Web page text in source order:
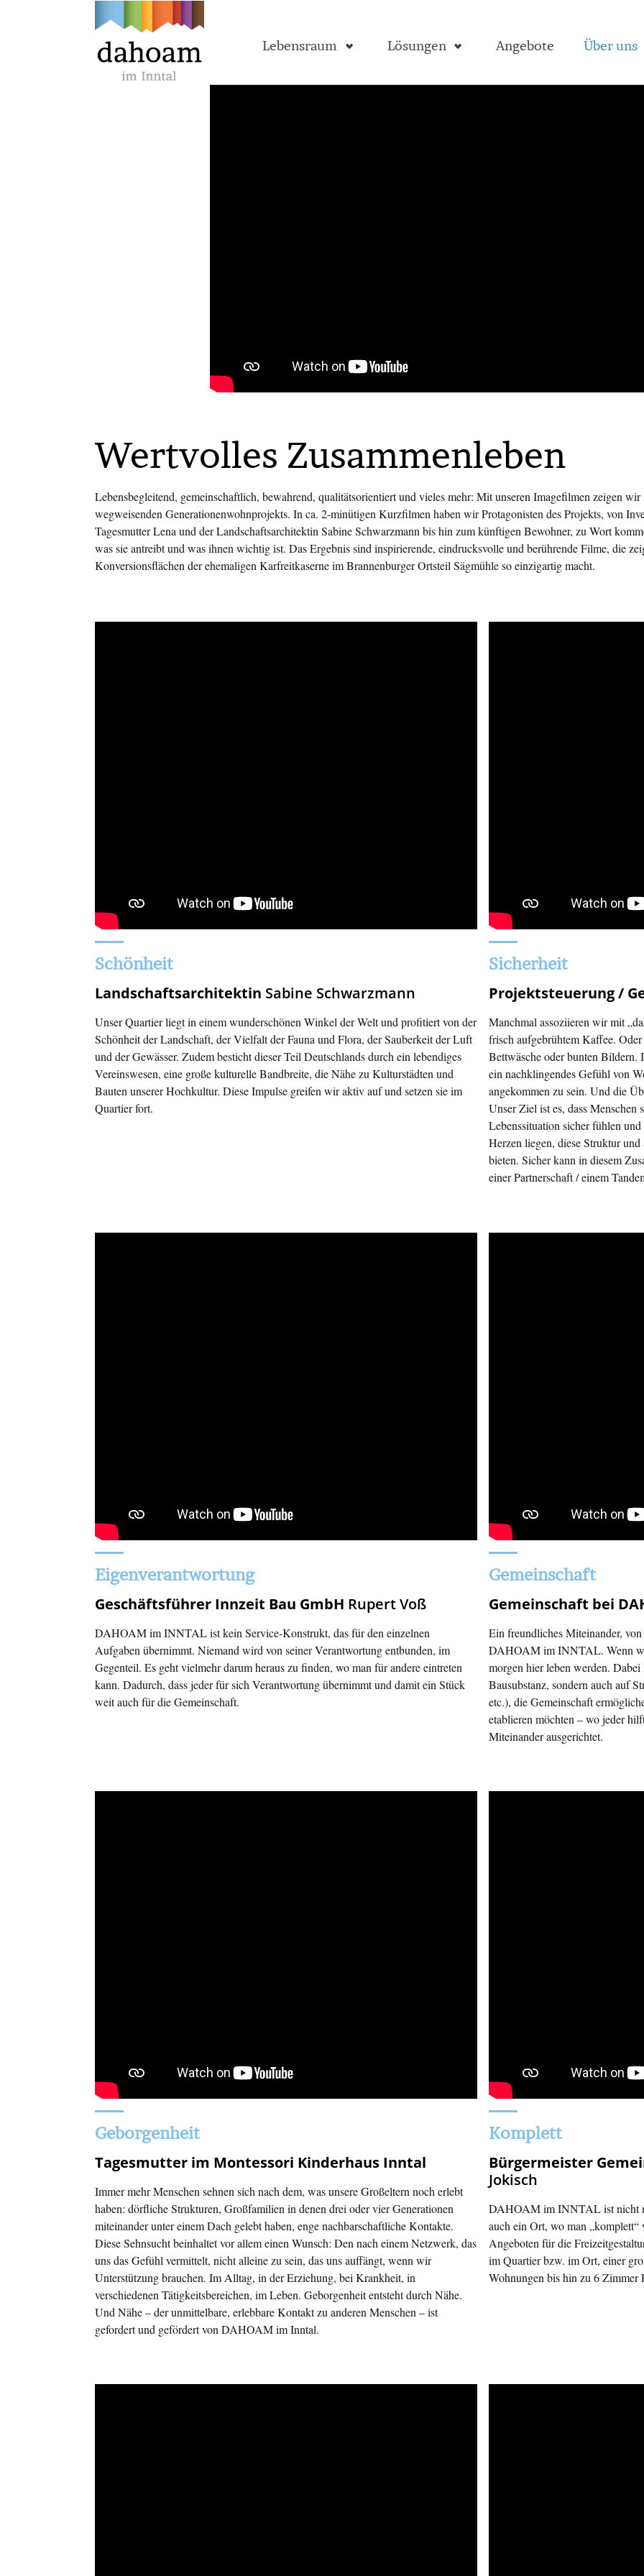
Lebensraum Lösungen Angebote Über uns
Wertvolles Zusammenleben
Lebensbegleitend, gemeinschaftlich, bewahrend, qualitätsorientiert und vieles mehr: Mit unseren Imagefilmen zeigen
wegweisenden Generationenwohnprojekts. In ca. 2-minütigen Kurzfilmen haben wir Protagonisten des Projekts, von
Tagesmutter Lena und der Landschaftsarchitektin Sabine Schwarzmann bis hin zum künftigen Bewohner, zu Wort
was sie antreibt und was ihnen wichtig ist. Das Ergebnis sind inspirierende, eindrucksvolle und berührende Filme, die
Konversionsflächen der ehemaligen Karfreitkaserne im Brannenburger Ortsteil Sägmühle so einzigartig macht.
Schönheit
Landschaftsarchitektin Sabine Schwarzmann
Unser Quartier liegt in einem wunderschönen Winkel der Welt und profitiert von der
Schönheit der Landschaft, der Vielfalt der Fauna und Flora, der Sauberkeit der Luft
und der Gewässer. Zudem besticht dieser Teil Deutschlands durch ein lebendiges
Vereinswesen, eine große kulturelle Bandbreite, die Nähe zu Kulturstädten und
Bauten unserer Hochkultur. Diese Impulse greifen wir aktiv auf und setzen sie im
Quartier fort.
Sicherheit
Projektsteuerung /
Manchmal assoziieren wir mit
frisch aufgebrühtem Kaffee.
Bettwäsche oder bunten Bildern.
ein nachklingendes Gefühl von
angekommen zu sein. Und die
Unser Ziel ist es, dass Menschen
Lebenssituation sicher fühlen
Herzen liegen, diese Struktur
bieten. Sicher kann in diesem
einer Partnerschaft / einem
Eigenverantwortung
Geschäftsführer Innzeit Bau GmbH Rupert Voß
DAHOAM im INNTAL ist kein Service-Konstrukt, das für den einzelnen
Aufgaben übernimmt. Niemand wird von seiner Verantwortung entbunden, im
Gegenteil. Es geht vielmehr darum heraus zu finden, wo man für andere eintreten
kann. Dadurch, dass jeder für sich Verantwortung übernimmt und damit ein Stück
weit auch für die Gemeinschaft.
Gemeinschaft
Gemeinschaft bei
Ein freundliches Miteinander,
DAHOAM im INNTAL. Wenn
morgen hier leben werden.
Bausubstanz, sondern auch auf
etc.), die Gemeinschaft
etablieren möchten – wo jeder
Miteinander ausgerichtet.
Geborgenheit
Tagesmutter im Montessori Kinderhaus Inntal
Immer mehr Menschen sehnen sich nach dem, was unsere Großeltern noch erlebt
haben: dörfliche Strukturen, Großfamilien in denen drei oder vier Generationen
miteinander unter einem Dach gelebt haben, enge nachbarschaftliche Kontakte.
Diese Sehnsucht beinhaltet vor allem einen Wunsch: Den nach einem Netzwerk, das
uns das Gefühl vermittelt, nicht alleine zu sein, das uns auffängt, wenn wir
Unterstützung brauchen. Im Alltag, in der Erziehung, bei Krankheit, in
verschiedenen Tätigkeitsbereichen, im Leben. Geborgenheit entsteht durch Nähe.
Und Nähe – der unmittelbare, erlebbare Kontakt zu anderen Menschen – ist
gefordert und gefördert von DAHOAM im Inntal.
Komplett
Bürgermeister
Jokisch
DAHOAM im INNTAL ist nicht
auch ein Ort, wo man
Angeboten für die
im Quartier bzw. im Ort, einer
Wohnungen bis hin zu 6 Zimmer